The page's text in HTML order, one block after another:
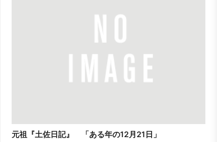
元祖『土佐日記』 「ある年の12月21日」